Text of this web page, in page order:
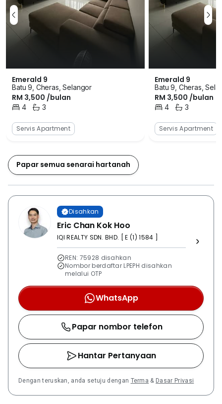
Emerald 9
Batu 9, Cheras, Selangor
RM 3,500 /bulan
4
Bilik Tidur3
Bilik Mandi
Servis Apartment
Emerald 9
Batu 9, Cheras,
RM 3,500 /bulan
4
Bilik Tidur3
Bilik Mandi
Servis Apartment
Papar semua senarai hartanah
Disahkan
Eric Chan Kok Hoo
IQI REALTY SDN. BHD. [ E (1) 1584 ]
REN: 75928 disahkan
Nombor berdaftar LPEPH disahkan
melalui OTP
WhatsApp
Papar nombor telefon
Hantar Pertanyaan
Dengan teruskan, anda setuju dengan Terma & Dasar Privasi